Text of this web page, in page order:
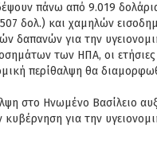
πάνω από 9.019
δολ.) και χαμηλών
δαπανών για την
των ΗΠΑ, οι ετήσιες
περίθαλψη θα
στο Ηνωμένο Βασίλειο
για την